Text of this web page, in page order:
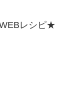
レシピ★